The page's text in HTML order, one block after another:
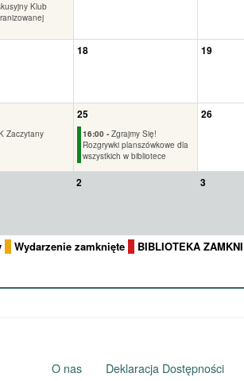
Klub
18 19
Zaczytany
25
16:00 - Zgrajmy Się!
Rozgrywki planszówkowe dla
wszystkich w bibliotece
26
2 3
Wydarzenie zamknięte BIBLIOTEKA
O nas Deklaracja Dostępności